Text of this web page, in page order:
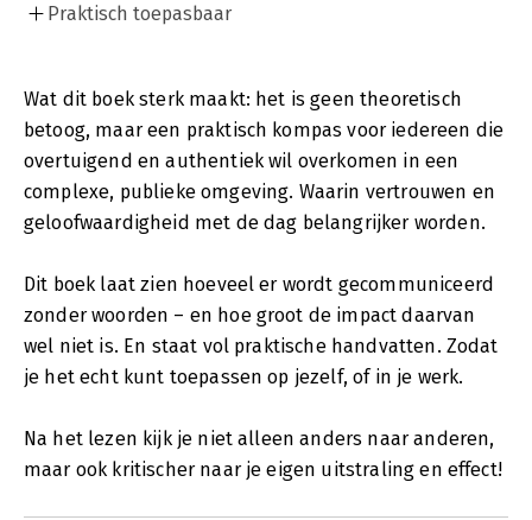
Praktisch toepasbaar
Wat dit boek sterk maakt: het is geen theoretisch
betoog, maar een praktisch kompas voor iedereen die
overtuigend en authentiek wil overkomen in een
complexe, publieke omgeving. Waarin vertrouwen en
geloofwaardigheid met de dag belangrijker worden.
Dit boek laat zien hoeveel er wordt gecommuniceerd
zonder woorden – en hoe groot de impact daarvan
wel niet is. En staat vol praktische handvatten. Zodat
je het echt kunt toepassen op jezelf, of in je werk.
Na het lezen kijk je niet alleen anders naar anderen,
maar ook kritischer naar je eigen uitstraling en effect!